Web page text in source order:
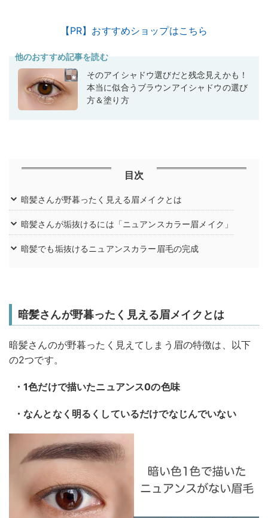
【PR】おすすめショップはこちら
他のおすすめ記事を読む
そのアイシャドウ選びだと残念見えかも！
本当に似合うブラウンアイシャドウの選び
方＆塗り方
目次
暗髪さんが野暮ったく見える眉メイクとは
暗髪さんが垢抜けるには「ニュアンスカラー眉メイク」
暗髪でも垢抜けるニュアンスカラー眉毛の完成
暗髪さんが野暮ったく見える眉メイクとは
暗髪さんのが野暮ったく見えてしまう眉の特徴は、以下
の2つです。
・1色だけで描いたニュアンス0の色味
・なんとなく明るくしているだけでなじんでいない